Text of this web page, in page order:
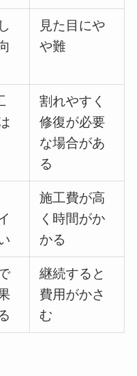
見た目にや
や難
割れやすく
修復が必要
な場合があ
る
施工費が高
く時間がか
かる
継続すると
費用がかさ
む